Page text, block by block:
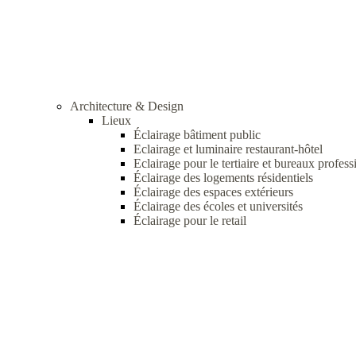
Architecture & Design
Lieux
Éclairage bâtiment public
Eclairage et luminaire restaurant-hôtel
Eclairage pour le tertiaire et bureaux
Éclairage des logements résidentiels
Éclairage des espaces extérieurs
Éclairage des écoles et universités
Éclairage pour le retail